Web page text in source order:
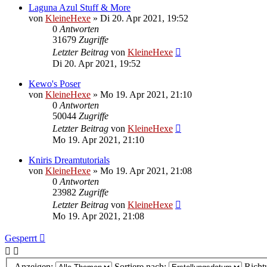
Laguna Azul Stuff & More
von KleineHexe » Di 20. Apr 2021, 19:52
0 Antworten
31679 Zugriffe
Letzter Beitrag von KleineHexe
Di 20. Apr 2021, 19:52
Kewo's Poser
von KleineHexe » Mo 19. Apr 2021, 21:10
0 Antworten
50044 Zugriffe
Letzter Beitrag von KleineHexe
Mo 19. Apr 2021, 21:10
Kniris Dreamtutorials
von KleineHexe » Mo 19. Apr 2021, 21:08
0 Antworten
23982 Zugriffe
Letzter Beitrag von KleineHexe
Mo 19. Apr 2021, 21:08
Gesperrt